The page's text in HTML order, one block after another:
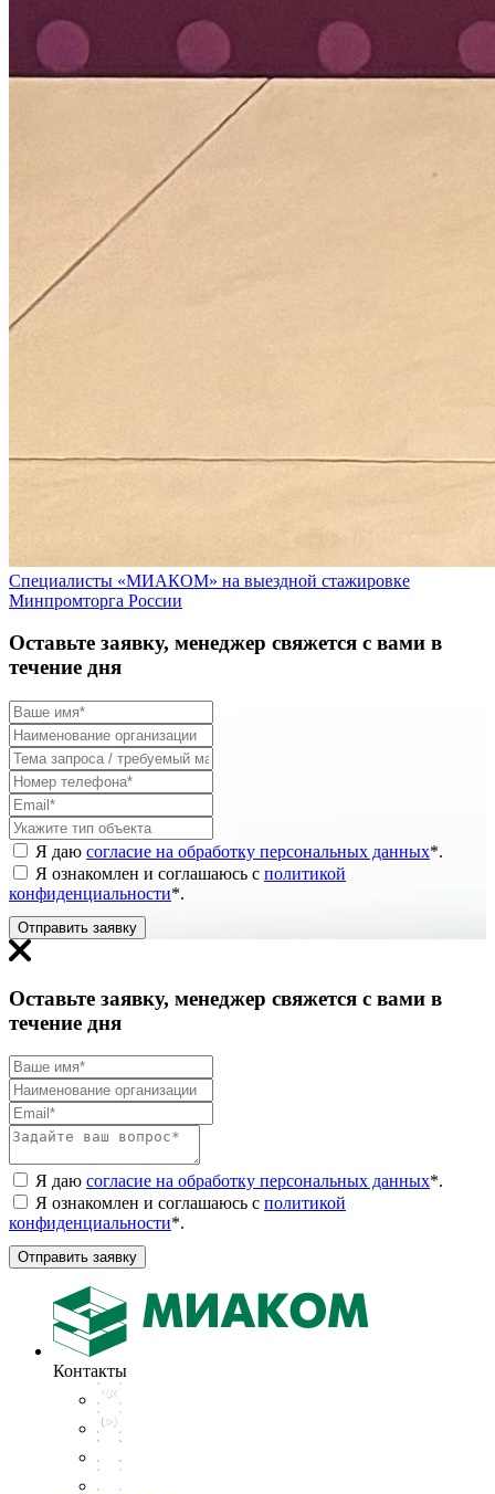
Специалисты «МИАКОМ» на выездной стажировке
Минпромторга России
Оставьте заявку, менеджер свяжется с вами в
течение дня
Я даю согласие на обработку персональных данных*.
Я ознакомлен и соглашаюсь с политикой
конфиденциальности*.
Отправить заявку
Оставьте заявку, менеджер свяжется с вами в
течение дня
Я даю согласие на обработку персональных данных*.
Я ознакомлен и соглашаюсь с политикой
конфиденциальности*.
Отправить заявку
Контакты